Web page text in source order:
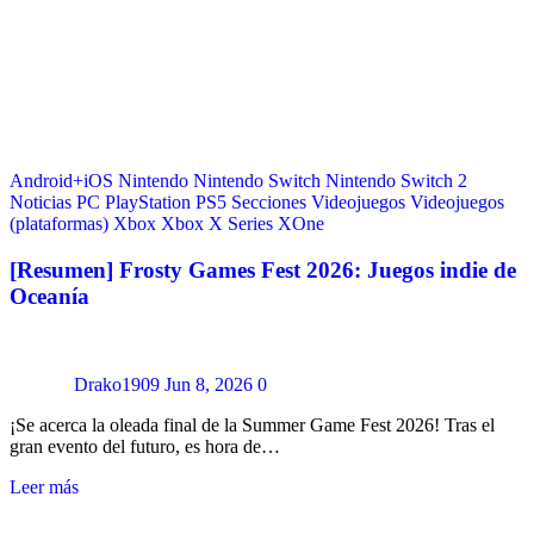
Android+iOS Nintendo Nintendo Switch Nintendo Switch 2
Noticias PC PlayStation PS5 Secciones Videojuegos Videojuegos
(plataformas) Xbox Xbox X Series XOne
[Resumen] Frosty Games Fest 2026: Juegos indie de
Oceanía
Drako1909 Jun 8, 2026 0
¡Se acerca la oleada final de la Summer Game Fest 2026! Tras el
gran evento del futuro, es hora de…
Leer más